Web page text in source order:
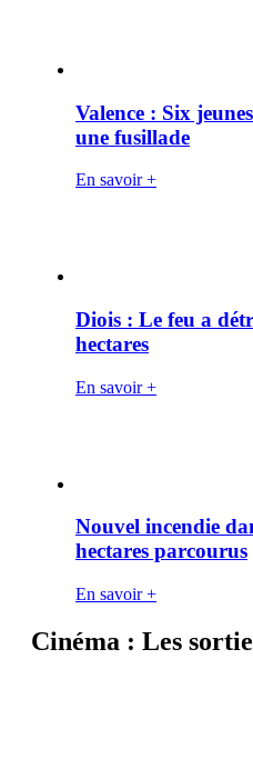
Valence : Six
une fusillade
En savoir +
Diois : Le feu a
hectares
En savoir +
Nouvel incendie
hectares parcourus
En savoir +
Cinéma : Les